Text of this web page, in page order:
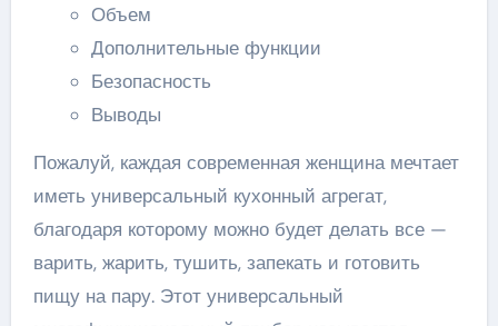
Объем
Дополнительные функции
Безопасность
Выводы
Пожалуй, каждая современная женщина мечтает
иметь универсальный кухонный агрегат,
благодаря которому можно будет делать все —
варить, жарить, тушить, запекать и готовить
пищу на пару. Этот универсальный